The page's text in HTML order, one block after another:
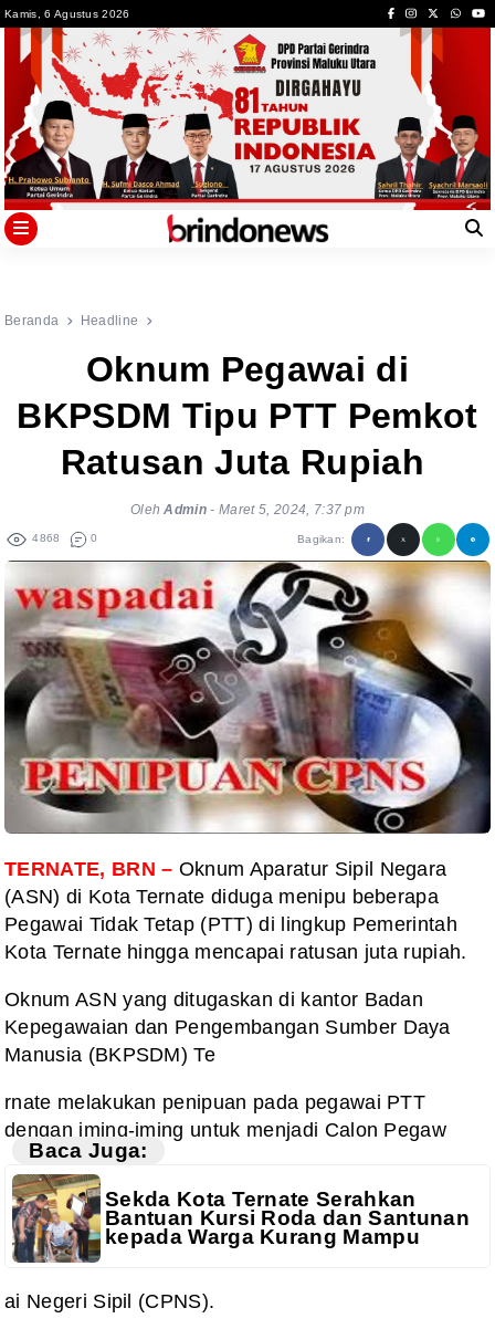
toKamis, 6 Agustus 2026
Beranda Headline
Oknum Pegawai di
BKPSDM Tipu PTT Pemkot
Ratusan Juta Rupiah
OlehAdmin -Maret 5, 2024, 7:37 pm
4868 0 Bagikan:
TERNATE, BRN – Oknum Aparatur Sipil Negara
(ASN) di Kota Ternate diduga menipu beberapa
Pegawai Tidak Tetap (PTT) di lingkup Pemerintah
Kota Ternate hingga mencapai ratusan juta rupiah.
Oknum ASN yang ditugaskan di kantor Badan
Kepegawaian dan Pengembangan Sumber Daya
Manusia (BKPSDM) Te
rnate melakukan penipuan pada pegawai PTT
dengan iming-iming untuk menjadi Calon Pegaw
Baca Juga:
Sekda Kota Ternate Serahkan
Bantuan Kursi Roda dan Santunan
kepada Warga Kurang Mampu
ai Negeri Sipil (CPNS).